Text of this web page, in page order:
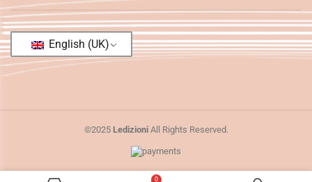
English (UK)
©2025 LedizioniAll Rights Reserved.
0